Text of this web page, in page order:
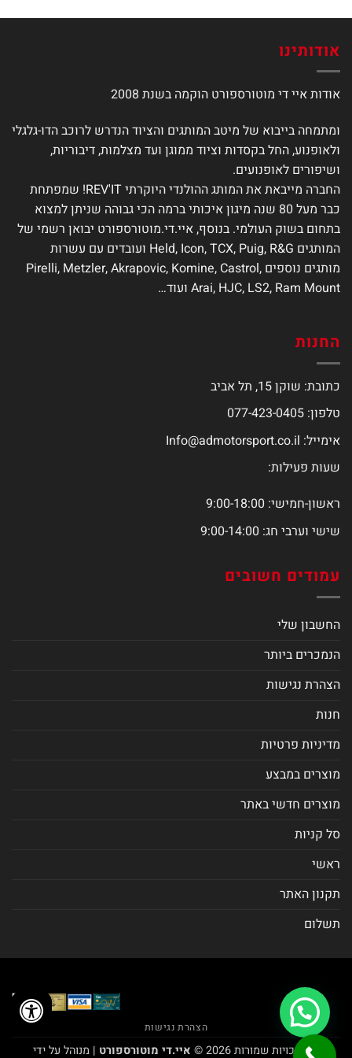
ניתן
האפשרויות
המוצר
אודותינו
אודות איי די מוטורספורט הוקמה בשנת 2008
ומתמחה בייבוא של מיטב המותגים והציוד הנדרש לרוכב הדו-גלגלי
ולאופנוע, החל בקסדות וציוד ממוגן ועד מצלמות, דיבוריות,
ושיפורים לאופנועים.
החברה מייבאת את המותג ההולנדי היוקרתי REV'IT! שמפתחת
כבר מעל 80 שנה מיגון איכותי ברמה הכי גבוהה שניתן למצוא
בתחום בשוק העולמי. בנוסף, איי.די.מוטורספורט יבואן רשמי של
המותגים Held, Icon, TCX, Puig, R&G ועובדים עם עשרות
מותגים נוספים Pirelli, Metzler, Akrapovic, Komine, Castrol,
Arai, HJC, LS2, Ram Mount ועוד…
החנות
כתובת: שוקן 15, תל אביב
טלפון: 077-423-0405
אימייל: Info@admotorsport.co.il
שעות פעילות:
ראשון-חמישי: 9:00-18:00
שישי וערבי חג: 9:00-14:00
עמודים חשובים
החשבון שלי
הנמכרים ביותר
הצהרת נגישות
חנות
מדיניות פרטיות
מוצרים במבצע
מוצרים חדשי באתר
סל קניות
ראשי
תקנון האתר
תשלום
הצהרת נגישות
כל הזכויות שמורות 2026 © איי.די מוטורספורט | מנוהל על ידי